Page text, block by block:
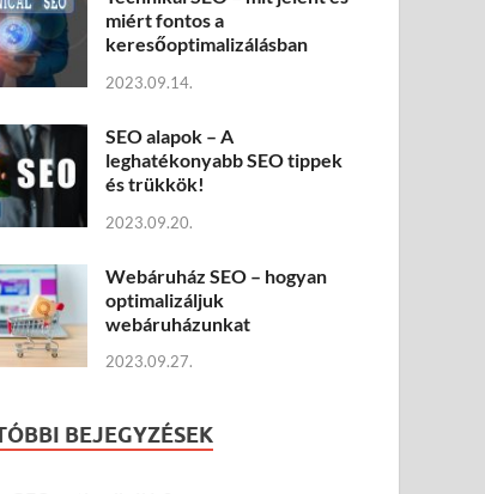
miért fontos a
keresőoptimalizálásban
2023.09.14.
SEO alapok – A
leghatékonyabb SEO tippek
és trükkök!
2023.09.20.
Webáruház SEO – hogyan
optimalizáljuk
webáruházunkat
2023.09.27.
BEJEGYZÉSEK